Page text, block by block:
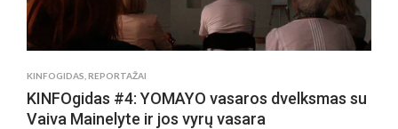
KINFOGIDAS REPORTAŽAI
KINFOgidas #4: YOMAYO vasaros dvelksmas su
Vaiva Mainelyte ir jos vyrų vasara